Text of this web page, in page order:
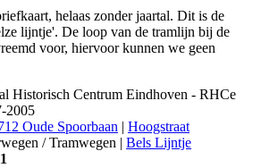
helaas zonder jaartal. Dit is de
lijntje'. De loop van de tramlijn bij de
voor, hiervoor kunnen we geen
Historisch Centrum Eindhoven - RHCe
2005
Oude Spoorbaan | Hoogstraat
/ Tramwegen | Bels Lijntje